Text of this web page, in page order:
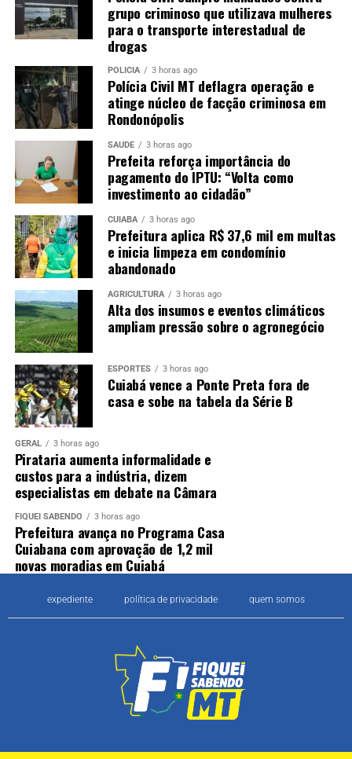
grupo criminoso que utilizava mulheres
para o transporte interestadual de
drogas
POLÍCIA 3 horas ago
Polícia Civil MT deflagra operação e
atinge núcleo de facção criminosa em
Rondonópolis
SAÚDE 3 horas ago
Prefeita reforça importância do
pagamento do IPTU: “Volta como
investimento ao cidadão”
CUIABÁ 3 horas ago
Prefeitura aplica R$ 37,6 mil em multas
e inicia limpeza em condomínio
abandonado
AGRICULTURA 3 horas ago
Alta dos insumos e eventos climáticos
ampliam pressão sobre o agronegócio
ESPORTES 3 horas ago
Cuiabá vence a Ponte Preta fora de
casa e sobe na tabela da Série B
GERAL 3 horas ago
Pirataria aumenta informalidade e
custos para a indústria, dizem
especialistas em debate na Câmara
FIQUEI SABENDO 3 horas ago
Prefeitura avança no Programa Casa
Cuiabana com aprovação de 1,2 mil
novas moradias em Cuiabá
expediente política de privacidade quem somos